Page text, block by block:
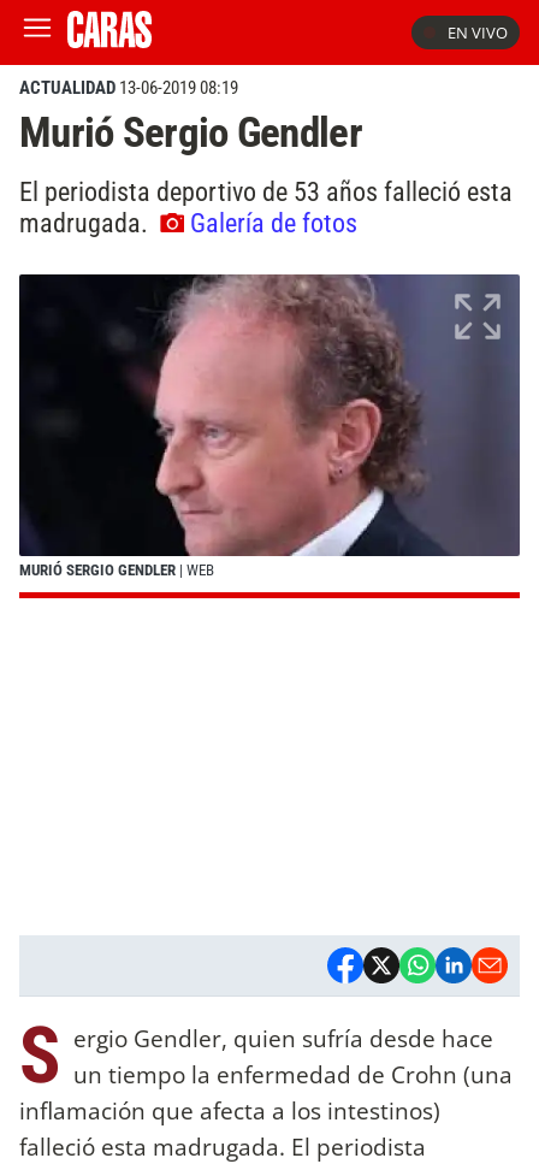
EN VIVO
ACTUALIDAD 13-06-2019 08:19
Murió Sergio Gendler
El periodista deportivo de 53 años falleció esta
madrugada.
Galería de fotos
MURIÓ SERGIO GENDLER | WEB
S ergio Gendler, quien sufría desde hace
un tiempo la enfermedad de Crohn (una
inflamación que afecta a los intestinos)
falleció esta madrugada. El periodista